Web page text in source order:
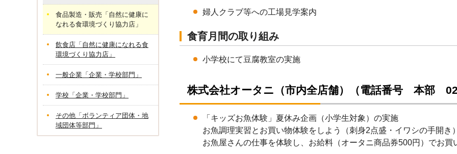
婦人クラブ等への工場見学案内
食育月間の取り組み
小学校にて豆腐教室の実施
株式会社オータニ（市内全店舗）（電話番号 本部
「キッズお魚体験」夏休み企画（小学生対象）の実施
お魚調理実習とお買い物体験をしよう（刺身2点盛・イワシの手開き
お魚屋さんの仕事を体験し、お給料（オータニ商品券500円）でお買
食品製造・販売「自然に健康に
なれる食環境づくり協力店」
飲食店「自然に健康になれる食
環境づくり協力店」
一般企業「企業・学校部門」
学校「企業・学校部門」
その他「ボランティア団体・地
域団体等部門」